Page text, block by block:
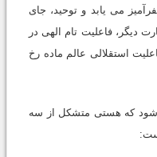
می یابد و توحید، جای
دیگر، فاعلیت تام الهی در
استقلالی عالم ماده رخ
شود که هستی متشکل از سه